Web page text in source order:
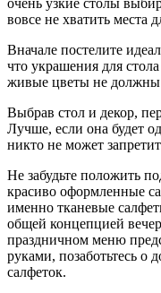
вовсе не хватить места
Вначале постелите
что украшения для
живые цветы не должны
Выбрав стол и декор,
Лучше, если она будет
никто не может
Не забудьте положить
красиво оформленные
именно тканевые
общей концепцией
праздничном меню
руками, позаботьтесь о
салфеток.